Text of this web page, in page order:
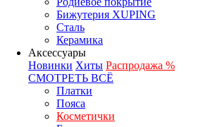
Бижутерия XUPING
Сталь
Керамика
Аксессуары
Новинки Хиты Распродажа %
СМОТРЕТЬ ВСЁ
Платки
Пояса
Косметички